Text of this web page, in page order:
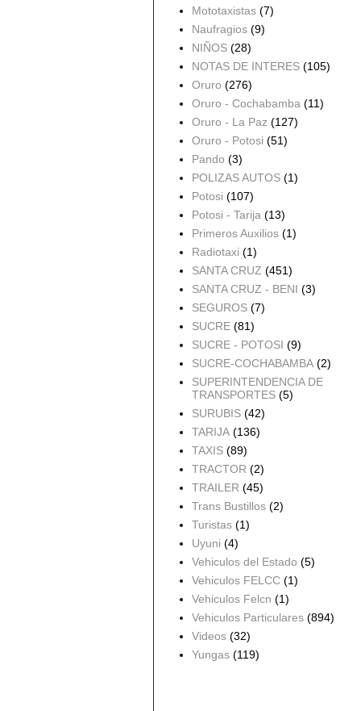
Mototaxistas (7)
Naufragios (9)
NIÑOS (28)
NOTAS DE INTERES (105)
Oruro (276)
Oruro - Cochabamba (11)
Oruro - La Paz (127)
Oruro - Potosi (51)
Pando (3)
POLIZAS AUTOS (1)
Potosi (107)
Potosi - Tarija (13)
Primeros Auxilios (1)
Radiotaxi (1)
SANTA CRUZ (451)
SANTA CRUZ - BENI (3)
SEGUROS (7)
SUCRE (81)
SUCRE - POTOSI (9)
SUCRE-COCHABAMBA (2)
SUPERINTENDENCIA DE
TRANSPORTES (5)
SURUBIS (42)
TARIJA (136)
TAXIS (89)
TRACTOR (2)
TRAILER (45)
Trans Bustillos (2)
Turistas (1)
Uyuni (4)
Vehiculos del Estado (5)
Vehiculos FELCC (1)
Vehiculos Felcn (1)
Vehiculos Particulares (894)
Videos (32)
Yungas (119)